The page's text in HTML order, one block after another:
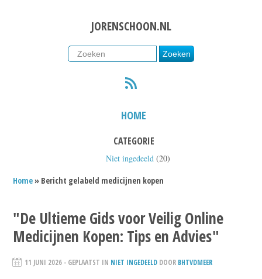
JORENSCHOON.NL
HOME
CATEGORIE
Niet ingedeeld (20)
Home» Bericht gelabeld medicijnen kopen
"De Ultieme Gids voor Veilig Online
Medicijnen Kopen: Tips en Advies"
11 JUNI 2026 - GEPLAATST IN NIET INGEDEELD DOOR BHTVDMEER